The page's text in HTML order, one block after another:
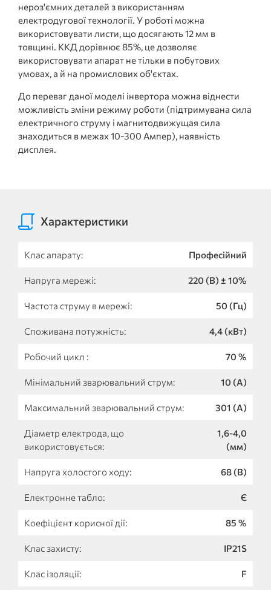
нероз'ємних деталей з використанням
електродугової технології. У роботі можна
використовувати листи, що досягають 12 мм в
товщині. ККД дорівнює 85%, це дозволяє
використовувати апарат не тільки в побутових
умовах, а й на промислових об'єктах.
До переваг даної моделі інвертора можна віднести
можливість зміни режиму роботи (підтримувана сила
електричного струму і магнитодвижущая сила
знаходиться в межах 10-300 Ампер), наявність
дисплея.
Характеристики
Клас апарату: Професійний
Напруга мережі: 220 (В) ± 10%
Частота струму в мережі: 50 (Гц)
Споживана потужність: 4,4 (кВт)
Робочий цикл : 70 %
Мінімальний зварювальний струм: 10 (А)
Максимальний зварювальний струм: 301 (А)
Діаметр електрода, що
використовується:
1,6-4,0
(мм)
Напруга холостого ходу: 68 (В)
Електронне табло: Є
Коефіцієнт корисної дії: 85 %
Клас захисту: IP21S
Клас ізоляції: F